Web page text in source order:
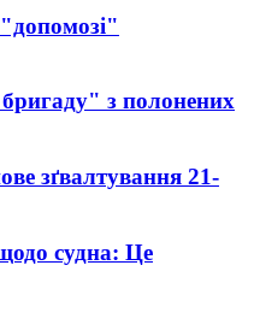
з полонених
зґвалтування 21-
судна: Це